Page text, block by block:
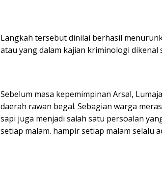
Langkah tersebut dinilai berhasil
atau yang dalam kajian kriminologi dikenal
Sebelum masa kepemimpinan Arsal,
daerah rawan begal. Sebagian warga
sapi juga menjadi salah satu persoalan
setiap malam. hampir setiap malam selalu